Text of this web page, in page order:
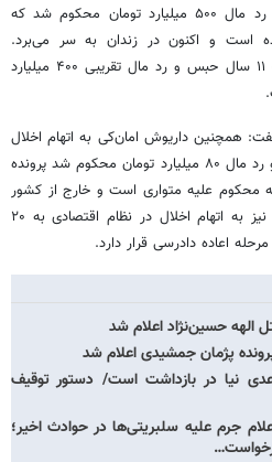
نظام اقتصادی به ۲۰ سال حبس و رد مال ۵۰۰ میلیارد تومان محکوم شد که
شده است و اکنون در زندان به سر می‌برد.
همچنین پرونده دیگری با محکومیت ۱۱ سال حبس و رد مال تقریبی ۴۰۰ میلیارد
همچنین داریوش امان‌کی به اتهام اخلال
در نظام اقتصادی به ۲۰ سال حبس و رد مال ۸۰ میلیارد تومان محکوم شد پرونده
محکوم علیه متواری است و خارج از کشور
است. آخرین محکوم در این پرونده نیز به اتهام اخلال در نظام اقتصادی به ۲۰
اعاده دادرسی قرار دارد.
الهه حسین‌نژاد اعلام شد
پژمان جمشیدی اعلام شد
نیا در بازداشت است/ دستور توقیف
جرم علیه سلبریتی‌ها در حوادث اخیر؛